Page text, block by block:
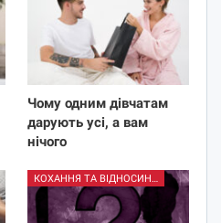
Чому одним дівчатам
дарують усі, а вам
нічого
КОХАННЯ ТА ВІДНОСИНИ